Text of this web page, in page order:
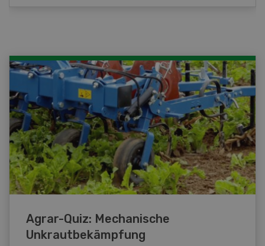
Agrar-Quiz: Mechanische
Unkrautbekämpfung